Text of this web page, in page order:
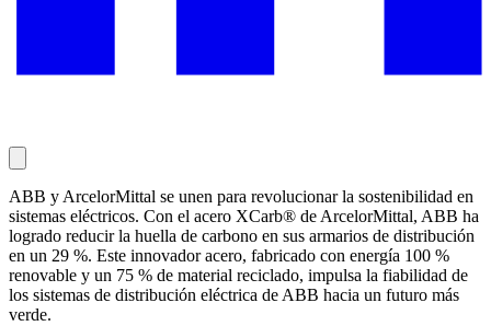
ABB y ArcelorMittal se unen para revolucionar la sostenibilidad en
sistemas eléctricos. Con el acero XCarb® de ArcelorMittal, ABB ha
logrado reducir la huella de carbono en sus armarios de distribución
en un 29 %. Este innovador acero, fabricado con energía 100 %
renovable y un 75 % de material reciclado, impulsa la fiabilidad de
los sistemas de distribución eléctrica de ABB hacia un futuro más
verde.